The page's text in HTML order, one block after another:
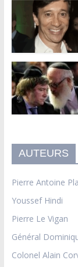
AUTEURS
Pierre Antoine
Youssef Hindi
Pierre Le Vigan
Général
Colonel Alain